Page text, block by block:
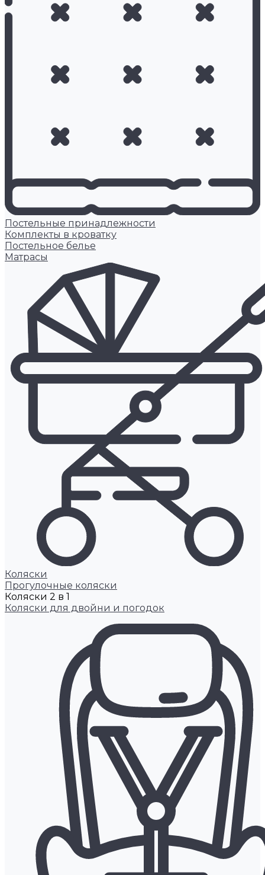
Постельные принадлежности
Комплекты в кроватку
Постельное белье
Матрасы
Коляски
Прогулочные коляски
Коляски 2 в 1
Коляски для двойни и погодок